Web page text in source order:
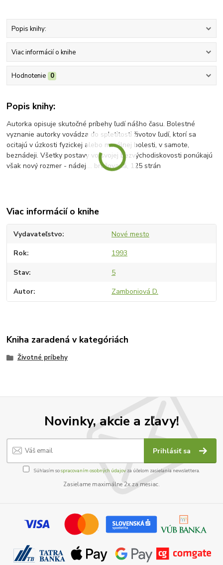
Popis knihy:
Viac informácií o knihe
Hodnotenie 0
Popis knihy:
Autorka opisuje skutočné príbehy ľudí nášho času. Bolestné
vyznanie autorky vovádza do spletitosti životov ľudí, ktorí sa
ocitajú v úzkosti fyzickej alebo morálnej bolesti, v samote,
beznádeji. Všetky postavy vo svojej bezvýchodiskovosti ponúkajú
však nový rozmer - nádej.... brožovaná, 125 strán
Viac informácií o knihe
Vydavateľstvo Nové mesto
Rok 1993
Stav 5
Autor Zamboniová D.
Kniha zaradená v kategóriách
Životné príbehy
Novinky, akcie a zľavy!
Prihlásiť sa
Súhlasím sospracovaním osobných údajov za účelom zasielania newslettera.
Zasielame maximálne 2x za mesiac.